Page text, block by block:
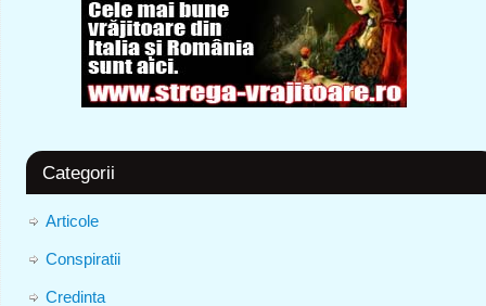
Categorii
Articole
Conspiratii
Credinta